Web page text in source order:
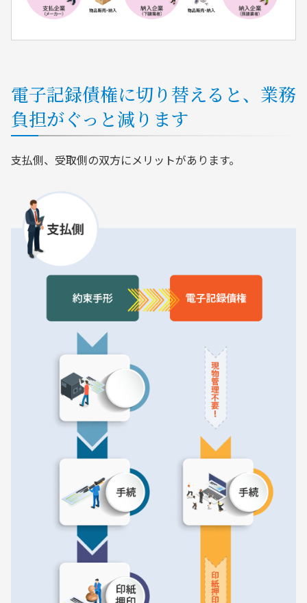
電子記録債権に切り替えると、業務
負担がぐっと減ります
支払側、受取側の双方にメリットがあります。